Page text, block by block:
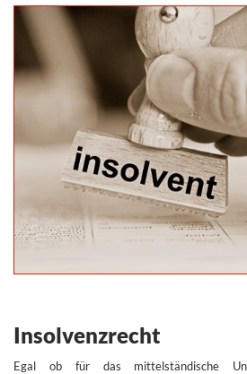
Insolvenzrecht
Egal ob für das mittelständische